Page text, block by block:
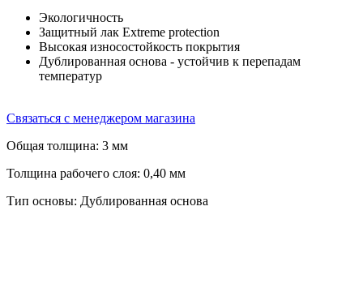
Экологичность
Защитный лак Extreme protection
Высокая износостойкость покрытия
Дублированная основа - устойчив к перепадам
температур
Связаться с менеджером магазина
Общая толщина: 3 мм
Толщина рабочего слоя: 0,40 мм
Тип основы: Дублированная основа